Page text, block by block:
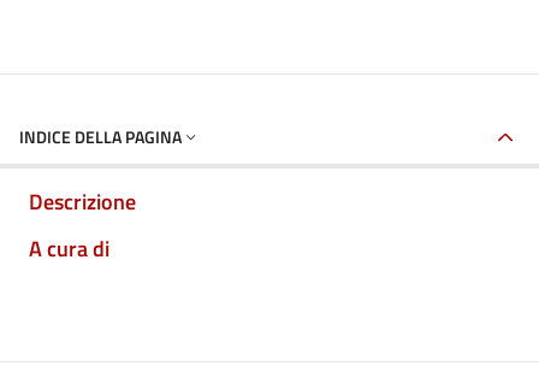
INDICE DELLA PAGINA
Descrizione
A cura di